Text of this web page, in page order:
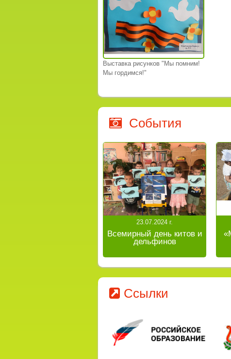
Выставка рисунков "Мы помним!
Мы гордимся!"
События
23.07.2024 г.
Всемирный день китов и
дельфинов
Ссылки